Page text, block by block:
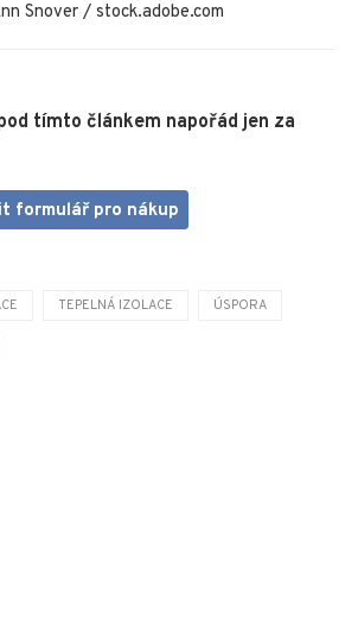
Snover / stock.adobe.com
tímto článkem napořád jen za
formulář pro nákup
TEPELNÁ IZOLACE ÚSPORA